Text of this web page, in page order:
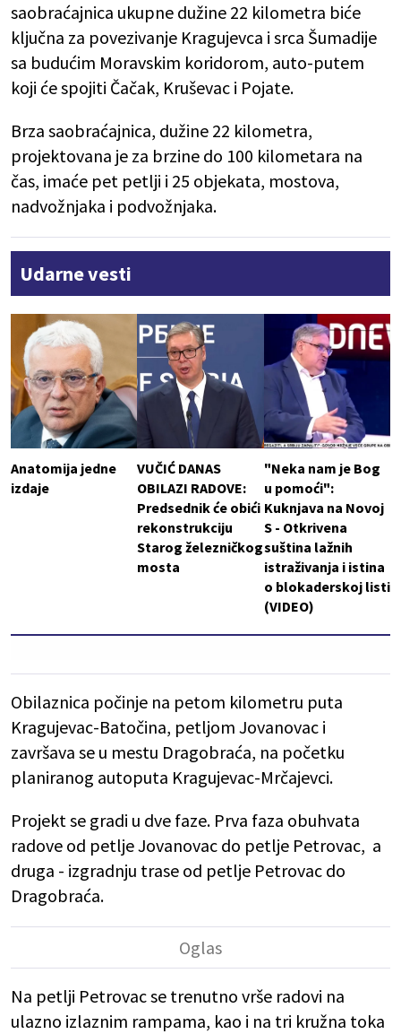
saobraćajnica ukupne dužine 22 kilometra biće
ključna za povezivanje Kragujevca i srca Šumadije
sa budućim Moravskim koridorom, auto-putem
koji će spojiti Čačak, Kruševac i Pojate.
Brza saobraćajnica, dužine 22 kilometra,
projektovana je za brzine do 100 kilometara na
čas, imaće pet petlji i 25 objekata, mostova,
nadvožnjaka i podvožnjaka.
Udarne vesti
Anatomija jedne
izdaje
VUČIĆ DANAS
OBILAZI RADOVE:
Predsednik će obići
rekonstrukciju
Starog železničkog
mosta
"Neka nam je Bog
u pomoći":
Kuknjava na Novoj
S - Otkrivena
suština lažnih
istraživanja i istina
o blokaderskoj listi
(VIDEO)
Obilaznica počinje na petom kilometru puta
Kragujevac-Batočina, petljom Jovanovac i
završava se u mestu Dragobraća, na početku
planiranog autoputa Kragujevac-Mrčajevci.
Projekt se gradi u dve faze. Prva faza obuhvata
radove od petlje Jovanovac do petlje Petrovac, a
druga - izgradnju trase od petlje Petrovac do
Dragobraća.
Na petlji Petrovac se trenutno vrše radovi na
ulazno izlaznim rampama, kao i na tri kružna toka